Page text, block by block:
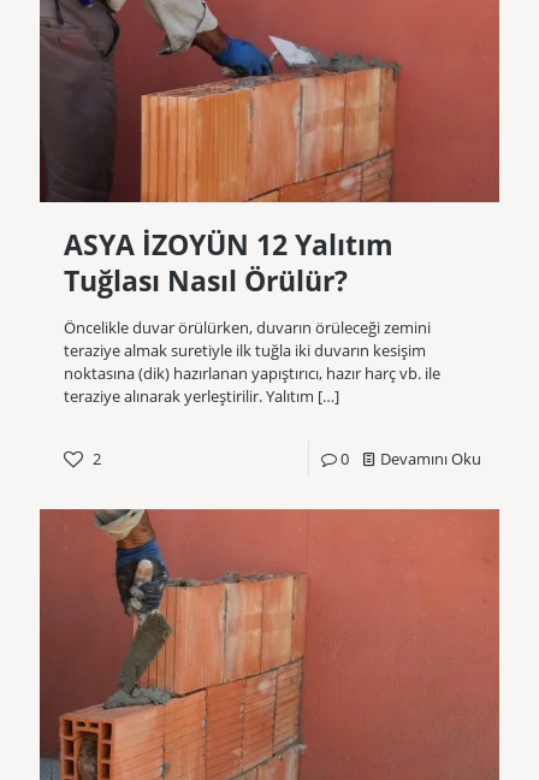
ASYA İZOYÜN 12 Yalıtım
Tuğlası Nasıl Örülür?
Öncelikle duvar örülürken, duvarın örüleceği zemini
teraziye almak suretiyle ilk tuğla iki duvarın kesişim
noktasına (dik) hazırlanan yapıştırıcı, hazır harç vb. ile
teraziye alınarak yerleştirilir. Yalıtım […]
2 0 Devamını Oku